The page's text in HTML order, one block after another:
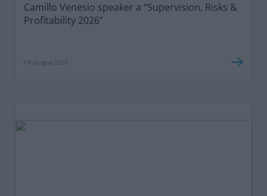
Camillo Venesio speaker a “Supervision, Risks &
Profitability 2026”
04 Giugno 2026